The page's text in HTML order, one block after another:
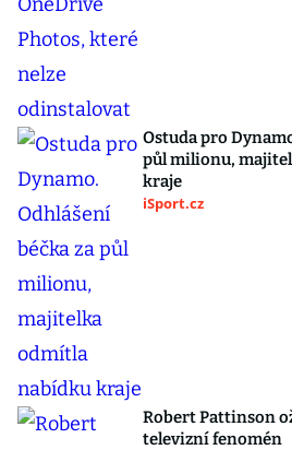
Ostuda pro
půl milionu,
kraje
iSport.cz
Robert Pattinson
televizní fenomén